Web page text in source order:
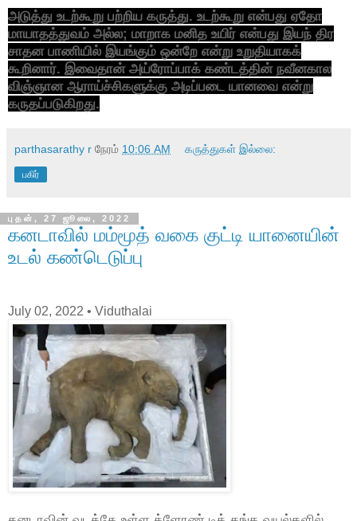
அடுத்து உடற்கூறு பற்றிய கருத்து. உடற்கூறு என்பது ஏதோ
மாயாதத்துவம் அல்ல; மாறாக மனித உயிர் என்பது இயந் திர
சாதன பாணியில் இயங்கும் ஒன்றே என்று உறுதியாகக்
கூறினார். இவைதான் அய்ரோப்பாக் கண்டத்தின் நவீனகால
விஞ்ஞான ஆராய்ச்சிகளுக்கு அடிப்படை யானவை என்று
கருதப்படுகிறது.
parthasarathy r நேரம் 10:06 AM கருத்துகள் இல்லை:
பகிர்
புதன், 27 ஜூலை, 2022
கனடாவில் மம்மூத் வகை குட்டி யானையின்
உடல் கண்டெடுப்பு
02, 2022• Viduthalai